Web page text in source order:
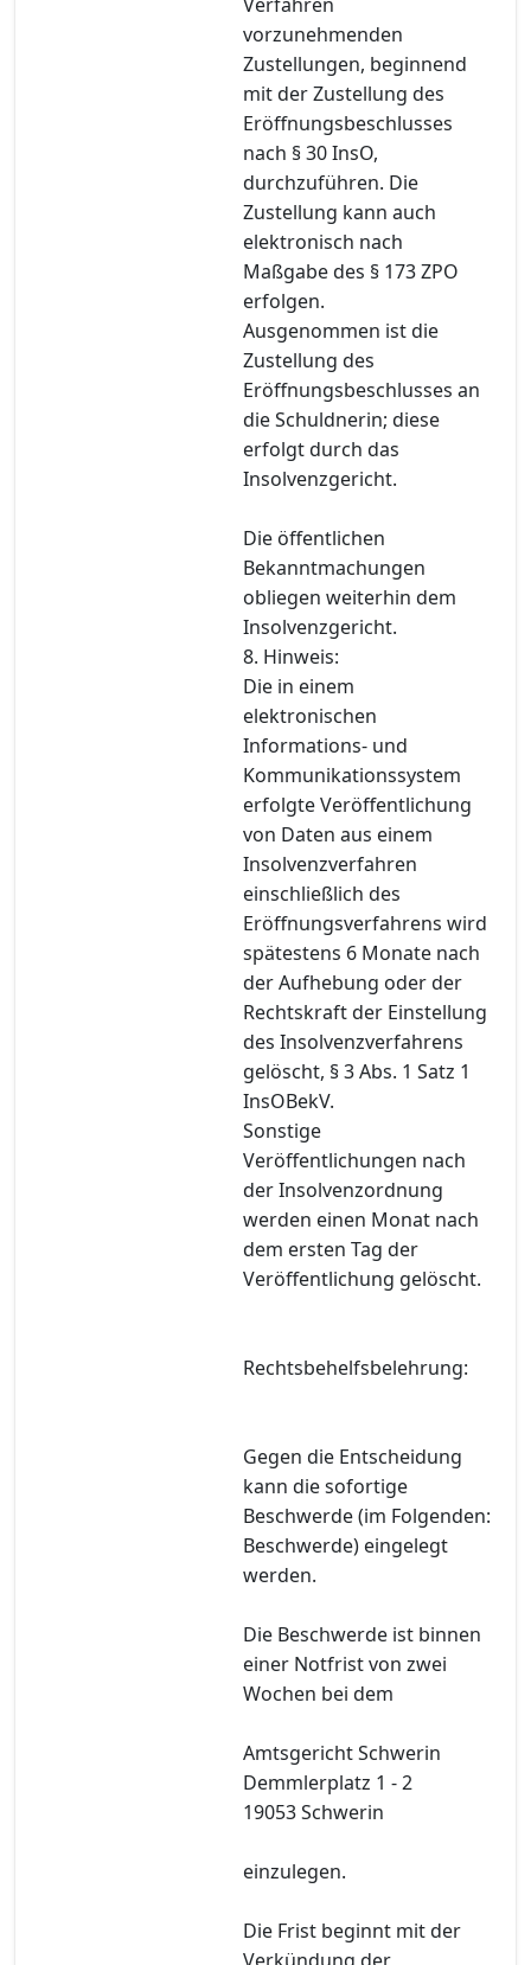
vorzunehmenden
Zustellungen, beginnend
mit der Zustellung des
Eröffnungsbeschlusses
nach § 30 InsO,
durchzuführen. Die
Zustellung kann auch
elektronisch nach
Maßgabe des § 173 ZPO
erfolgen.
Ausgenommen ist die
Zustellung des
Eröffnungsbeschlusses an
die Schuldnerin; diese
erfolgt durch das
Insolvenzgericht.
Die öffentlichen
Bekanntmachungen
obliegen weiterhin dem
Insolvenzgericht.
8. Hinweis:
Die in einem
elektronischen
Informations- und
Kommunikationssystem
erfolgte Veröffentlichung
von Daten aus einem
Insolvenzverfahren
einschließlich des
Eröffnungsverfahrens wird
spätestens 6 Monate nach
der Aufhebung oder der
Rechtskraft der Einstellung
des Insolvenzverfahrens
gelöscht, § 3 Abs. 1 Satz 1
InsOBekV.
Sonstige
Veröffentlichungen nach
der Insolvenzordnung
werden einen Monat nach
dem ersten Tag der
Veröffentlichung gelöscht.
Rechtsbehelfsbelehrung:
Gegen die Entscheidung
kann die sofortige
Beschwerde (im Folgenden:
Beschwerde) eingelegt
werden.
Die Beschwerde ist binnen
einer Notfrist von zwei
Wochen bei dem
Amtsgericht Schwerin
Demmlerplatz 1 - 2
19053 Schwerin
einzulegen.
Die Frist beginnt mit der